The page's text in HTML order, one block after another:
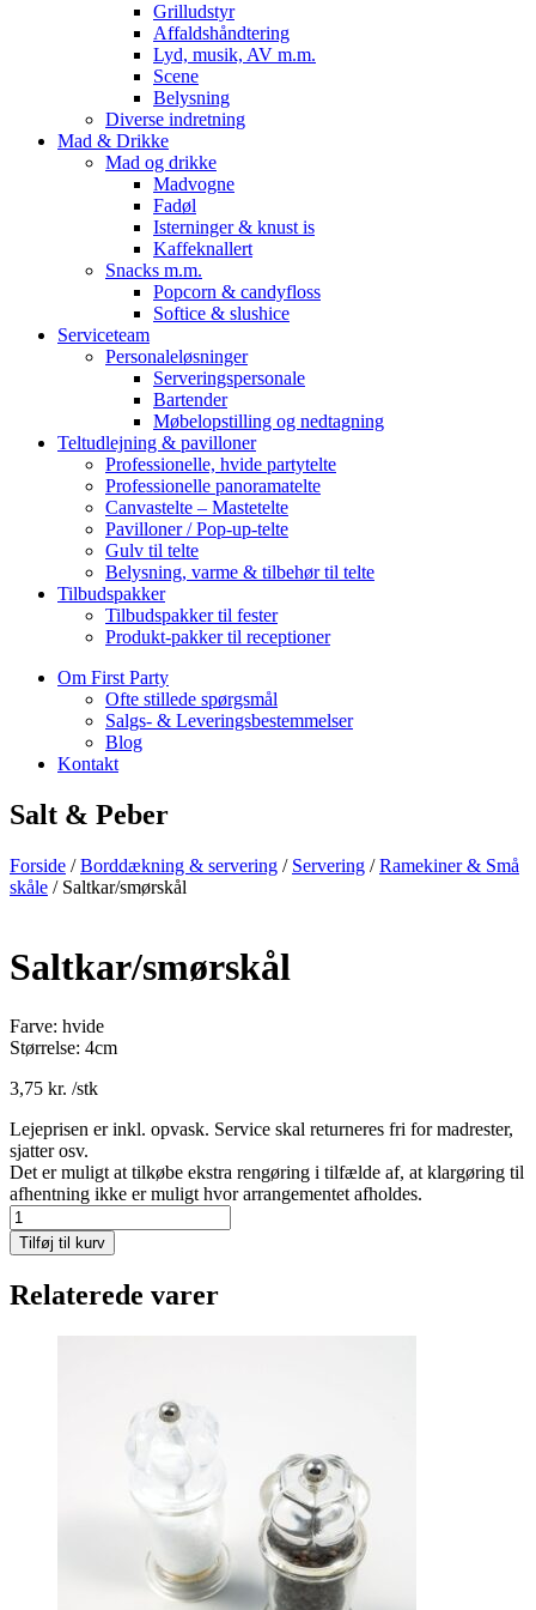
Grilludstyr
Affaldshåndtering
Lyd, musik, AV m.m.
Scene
Belysning
Diverse indretning
Mad & Drikke
Mad og drikke
Madvogne
Fadøl
Isterninger & knust is
Kaffeknallert
Snacks m.m.
Popcorn & candyfloss
Softice & slushice
Serviceteam
Personaleløsninger
Serveringspersonale
Bartender
Møbelopstilling og nedtagning
Teltudlejning & pavilloner
Professionelle, hvide partytelte
Professionelle panoramatelte
Canvastelte – Mastetelte
Pavilloner / Pop-up-telte
Gulv til telte
Belysning, varme & tilbehør til telte
Tilbudspakker
Tilbudspakker til fester
Produkt-pakker til receptioner
Om First Party
Ofte stillede spørgsmål
Salgs- & Leveringsbestemmelser
Blog
Kontakt
Salt & Peber
Forside /Borddækning & servering / Servering /Ramekiner & Små
skåle / Saltkar/smørskål
Saltkar/smørskål
Farve: hvide
Størrelse: 4cm
3,75 kr. /stk
Lejeprisen er inkl. opvask. Service skal returneres fri for madrester,
sjatter osv.
Det er muligt at tilkøbe ekstra rengøring i tilfælde af, at klargøring til
afhentning ikke er muligt hvor arrangementet afholdes.
Saltkar/smørskål
antal
Tilføj til kurv
Relaterede varer